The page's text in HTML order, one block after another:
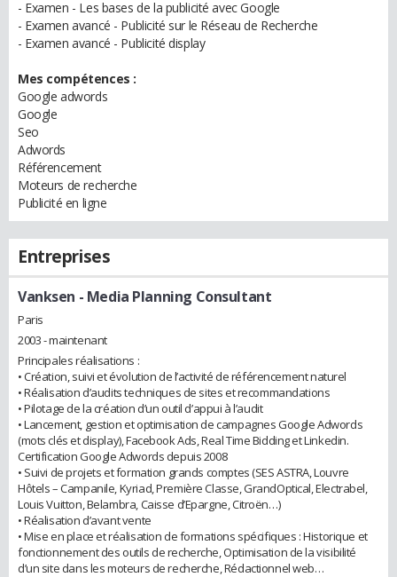
- Examen - Les bases de la publicité avec Google
- Examen avancé - Publicité sur le Réseau de Recherche
- Examen avancé - Publicité display
Mes compétences :
Google adwords
Google
Seo
Adwords
Référencement
Moteurs de recherche
Publicité en ligne
Entreprises
Vanksen - Media Planning Consultant
Paris
2003 - maintenant
Principales réalisations :
• Création, suivi et évolution de l’activité de référencement naturel
• Réalisation d’audits techniques de sites et recommandations
• Pilotage de la création d’un outil d’appui à l’audit
• Lancement, gestion et optimisation de campagnes Google Adwords
(mots clés et display), Facebook Ads, Real Time Bidding et Linkedin.
Certification Google Adwords depuis 2008
• Suivi de projets et formation grands comptes (SES ASTRA, Louvre
Hôtels – Campanile, Kyriad, Première Classe, GrandOptical, Electrabel,
Louis Vuitton, Belambra, Caisse d’Epargne, Citroën…)
• Réalisation d’avant vente
• Mise en place et réalisation de formations spécifiques : Historique et
fonctionnement des outils de recherche, Optimisation de la visibilité
d’un site dans les moteurs de recherche, Rédactionnel web…